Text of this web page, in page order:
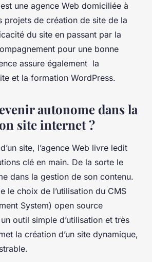
une agence Web domiciliée à
projets de création de site de la
du site en passant par la
pour une bonne
assure également la
et la formation WordPress.
autonome dans la
site internet ?
site, l’agence Web livre ledit
clé en main. De la sorte le
dans la gestion de son contenu.
le choix de l’utilisation du CMS
System) open source
outil simple d’utilisation et très
la création d’un site dynamique,